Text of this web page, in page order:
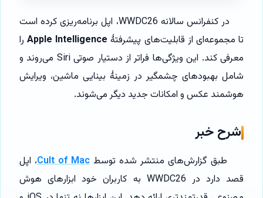
در کنفرانس سالانه WWDC26، اپل برنامه‌ریزی کرده است
تا مجموعه‌ای از قابلیت‌های پیشرفتهٔ Apple Intelligenceرا
معرفی کند. این ویژگی‌ها فراتر از دستیار صوتی Siri می‌روند و
شامل بهبودهای چشمگیر در زمینهٔ بینایی ماشین، ویرایش
هوشمند عکس و امکانات جدید دیگر می‌شوند.
شرح خبر
طبق گزارش‌های منتشر شده توسط Cult of Mac، اپل
قصد دارد در WWDC26 به کاربران خود ابزارهای هوش